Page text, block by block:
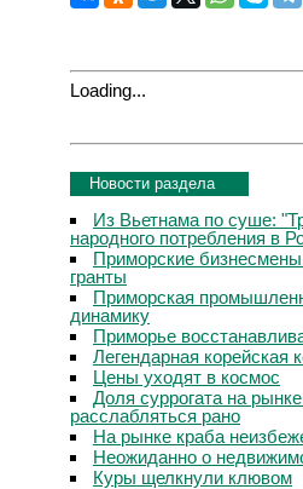
Loading...
Новости раздела
Из Вьетнама по суше:
народного потребления в
Приморские
гранты
Приморская
динамику
Приморье
Легендарная
Цены уходят в космос
Доля суррогата на
расслабляться рано
На рынке краба
Неожиданно о
Куры щелкнули клювом